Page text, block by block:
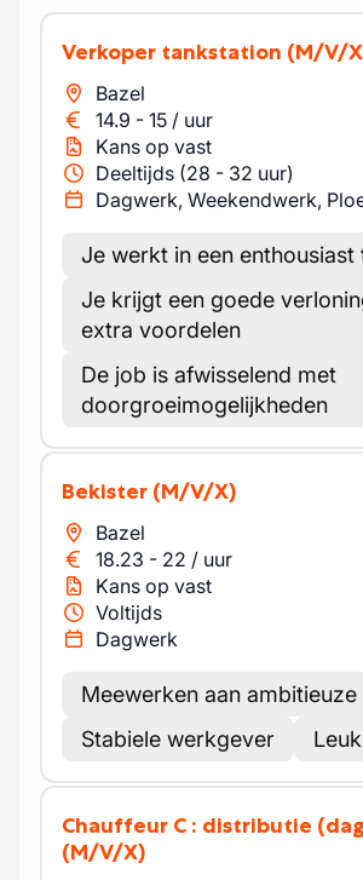
Verkoper tankstation (M/V/
Bazel
14.9 - 15 / uur
Kans op vast
Deeltijds (28 - 32 uur)
Dagwerk, Weekendwerk,
Je werkt in een enthousiast
Je krijgt een goede
extra voordelen
De job is afwisselend met
doorgroeimogelijkheden
Bekister (M/V/X)
Bazel
18.23 - 22 / uur
Kans op vast
Voltijds
Dagwerk
Meewerken aan
Stabiele werkgever
Chauffeur C : distributie
(M/V/X)